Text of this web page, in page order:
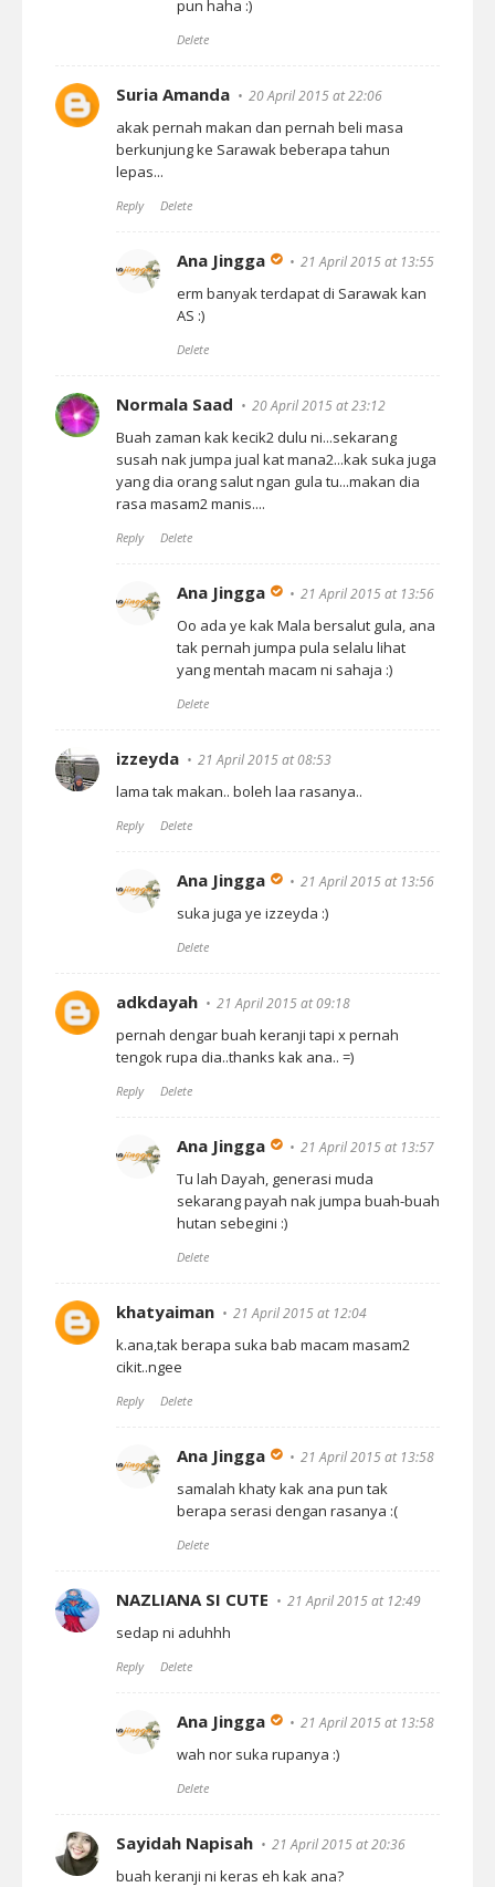
pun haha :)
Delete
Suria Amanda 20 April 2015 at 22:06
akak pernah makan dan pernah beli masa
berkunjung ke Sarawak beberapa tahun
lepas...
Reply Delete
Ana Jingga 21 April 2015 at 13:55
erm banyak terdapat di Sarawak kan
AS :)
Delete
Normala Saad 20 April 2015 at 23:12
Buah zaman kak kecik2 dulu ni...sekarang
susah nak jumpa jual kat mana2...kak suka juga
yang dia orang salut ngan gula tu...makan dia
rasa masam2 manis....
Reply Delete
Ana Jingga 21 April 2015 at 13:56
Oo ada ye kak Mala bersalut gula, ana
tak pernah jumpa pula selalu lihat
yang mentah macam ni sahaja :)
Delete
izzeyda 21 April 2015 at 08:53
lama tak makan.. boleh laa rasanya..
Reply Delete
Ana Jingga 21 April 2015 at 13:56
suka juga ye izzeyda :)
Delete
adkdayah 21 April 2015 at 09:18
pernah dengar buah keranji tapi x pernah
tengok rupa dia..thanks kak ana.. =)
Reply Delete
Ana Jingga 21 April 2015 at 13:57
Tu lah Dayah, generasi muda
sekarang payah nak jumpa buah-buah
hutan sebegini :)
Delete
khatyaiman 21 April 2015 at 12:04
k.ana,tak berapa suka bab macam masam2
cikit..ngee
Reply Delete
Ana Jingga 21 April 2015 at 13:58
samalah khaty kak ana pun tak
berapa serasi dengan rasanya :(
Delete
NAZLIANA SI CUTE 21 April 2015 at 12:49
sedap ni aduhhh
Reply Delete
Ana Jingga 21 April 2015 at 13:58
wah nor suka rupanya :)
Delete
Sayidah Napisah 21 April 2015 at 20:36
buah keranji ni keras eh kak ana?